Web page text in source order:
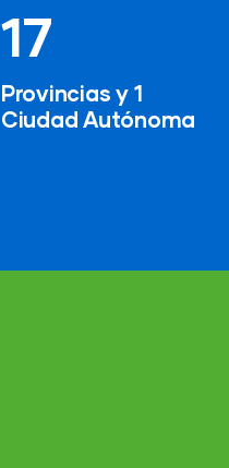
24
Provincias y 1
Ciudad Autónoma